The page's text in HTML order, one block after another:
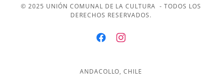
© 2025 UNIÓN COMUNAL DE LA CULTURA - TODOS LOS
DERECHOS RESERVADOS.
ANDACOLLO, CHILE